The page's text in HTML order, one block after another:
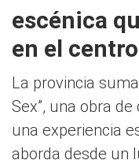
escénica
en el
La provincia
Sex”, una obra
una experiencia
aborda desde un